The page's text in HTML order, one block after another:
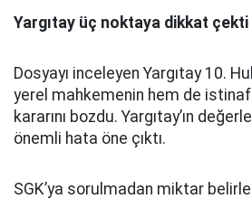
Yargıtay üç noktaya dikkat çekti
Dosyayı inceleyen Yargıtay 10.
yerel mahkemenin hem de
kararını bozdu. Yargıtay’ın
önemli hata öne çıktı.
SGK’ya sorulmadan miktar